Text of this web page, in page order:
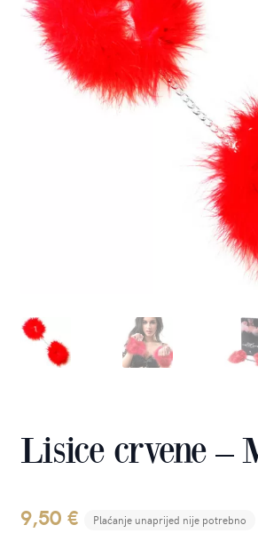
Lisice crvene –
9,50 € Plaćanje unaprijed nije potrebno